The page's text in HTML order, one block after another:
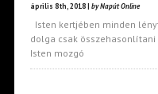
április 8th, 2018 | by Napút Online
Isten kertjében minden
dolga csak
Isten mozgó